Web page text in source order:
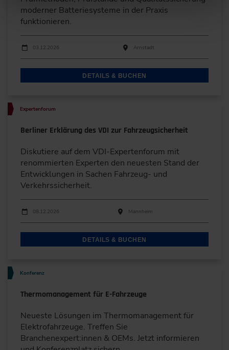
moderner Batteriesysteme in der Praxis
funktionieren.
Durchführungen
Veranstaltungsdatum
03.12.2026 Arnstadt
DETAILS & BUCHEN
Expertenforum
Berliner Erklärung des VDI zur Fahrzeugsicherheit
Diskutiere auf dem VDI-Expertenforum mit
renommierten Experten den neuesten Stand der
Entwicklungen in Sachen Fahrzeug- und
Verkehrssicherheit.
Durchführungen
Veranstaltungsdatum Veranstaltungsort
08.12.2026 Mannheim
DETAILS & BUCHEN
Konferenz
Thermomanagement für E-Fahrzeuge
Neueste Lösungen im Thermomanagement für
Elektrofahrzeuge. Treffen Sie
Branchenexpert:innen & OEMs. Jetzt informieren